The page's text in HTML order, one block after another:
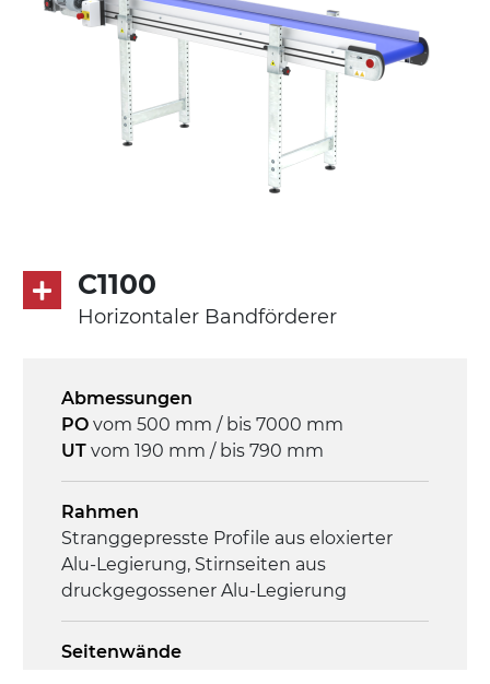
4,5 m/Minute
C1100
Horizontaler Bandförderer
Abmessungen
PO vom 500 mm / bis 7000 mm
UT vom 190 mm / bis 790 mm
Rahmen
Stranggepresste Profile aus eloxierter
Alu-Legierung, Stirnseiten aus
druckgegossener Alu-Legierung
Seitenwände